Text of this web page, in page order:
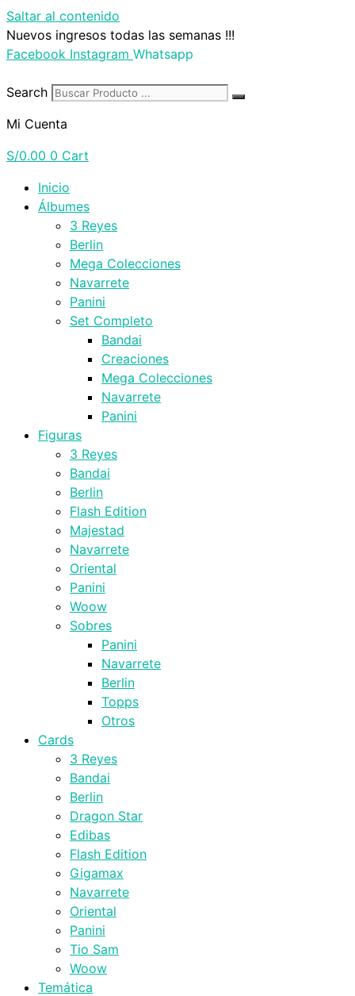
Saltar al contenido
Nuevos ingresos todas las semanas !!!
Facebook Instagram Whatsapp
Search
Mi Cuenta
S/0.00 0 Cart
Inicio
Álbumes
3 Reyes
Berlin
Mega Colecciones
Navarrete
Panini
Set Completo
Bandai
Creaciones
Mega Colecciones
Navarrete
Panini
Figuras
3 Reyes
Bandai
Berlin
Flash Edition
Majestad
Navarrete
Oriental
Panini
Woow
Sobres
Panini
Navarrete
Berlin
Topps
Otros
Cards
3 Reyes
Bandai
Berlin
Dragon Star
Edibas
Flash Edition
Gigamax
Navarrete
Oriental
Panini
Tio Sam
Woow
Temática